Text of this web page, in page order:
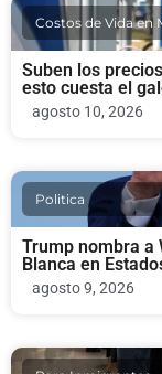
Costos de Vida en
Suben los
esto cuesta el
agosto 10, 2026
Politica
Trump nombra a
Blanca en
agosto 9, 2026